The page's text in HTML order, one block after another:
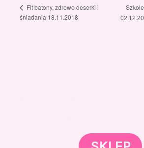
Fit batony, zdrowe deserki i
śniadania 18.11.2018